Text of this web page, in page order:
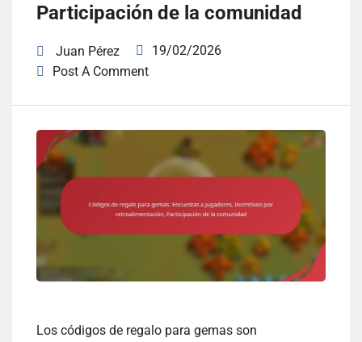
Participación de la comunidad
Juan Pérez
19/02/2026
Post A Comment
Los códigos de regalo para gemas son